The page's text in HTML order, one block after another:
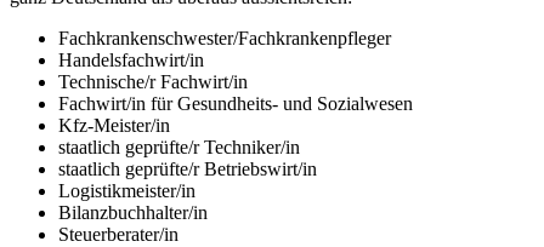
Fachkrankenschwester/Fachkrankenpfleger
Handelsfachwirt/in
Technische/r Fachwirt/in
Fachwirt/in für Gesundheits- und Sozialwesen
Kfz-Meister/in
staatlich geprüfte/r Techniker/in
staatlich geprüfte/r Betriebswirt/in
Logistikmeister/in
Bilanzbuchhalter/in
Steuerberater/in